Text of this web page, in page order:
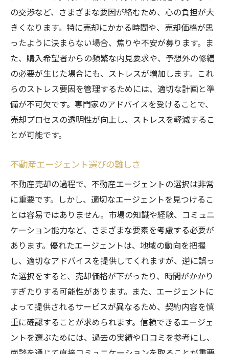
の交渉など、さまざまな要因が絡むため、心の負担が大
きくなります。特に売却にかかる時間や、売却価格が思
ったように決まらない場合、焦りや不安が募ります。ま
た、購入希望者からの頻繁な内見要求や、予想外の修繕
の必要が生じた場合にも、ストレスが増加します。これ
らのストレス要因を管理するためには、適切な計画と準
備が不可欠です。専門家のアドバイスを受けることで、
売却プロセスの透明性が向上し、ストレスを軽減するこ
とが可能です。
不動産エージェント選びの難しさ
不動産売却の過程で、不動産エージェントの選択は非常
に重要です。しかし、適切なエージェントを見つけるこ
とは容易ではありません。市場の知識や経験、コミュニ
ケーション能力など、さまざまな要素を考慮する必要が
あります。優れたエージェントは、地域の動向を把握
し、適切なアドバイスを提供してくれますが、逆に誤っ
た選択をすると、売却価格が下がったり、時間がかかり
すぎたりする可能性があります。また、エージェントに
よって提供されるサービスが異なるため、契約内容を慎
重に確認することが求められます。信頼できるエージェ
ントを選ぶためには、過去の実績や口コミを参考にし、